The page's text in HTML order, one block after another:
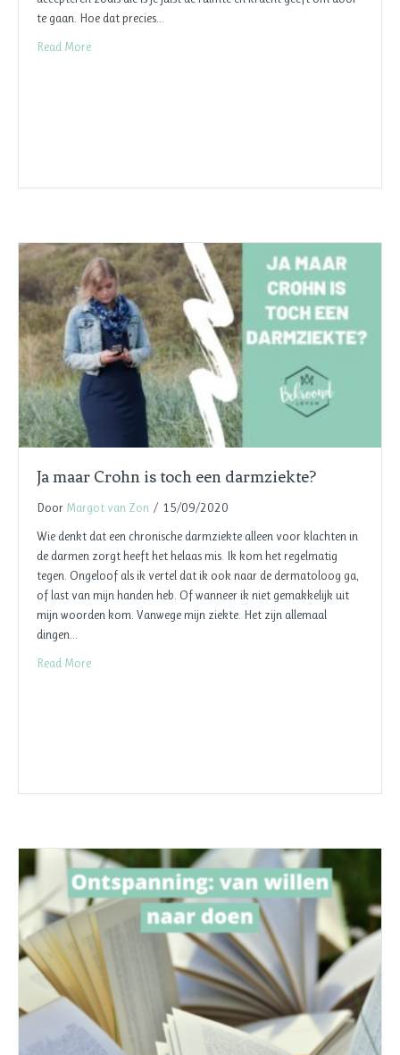
te gaan. Hoe dat precies…
Read More
Ja maar Crohn is toch een darmziekte?
Door Margot van Zon / 15/09/2020
Wie denkt dat een chronische darmziekte alleen voor klachten in
de darmen zorgt heeft het helaas mis. Ik kom het regelmatig
tegen. Ongeloof als ik vertel dat ik ook naar de dermatoloog ga,
of last van mijn handen heb. Of wanneer ik niet gemakkelijk uit
mijn woorden kom. Vanwege mijn ziekte. Het zijn allemaal
dingen…
Read More